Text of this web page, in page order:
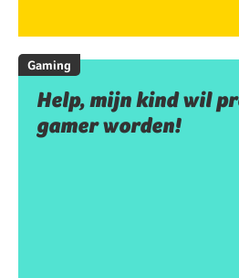
Gaming
Help, mijn kind wil
gamer worden!